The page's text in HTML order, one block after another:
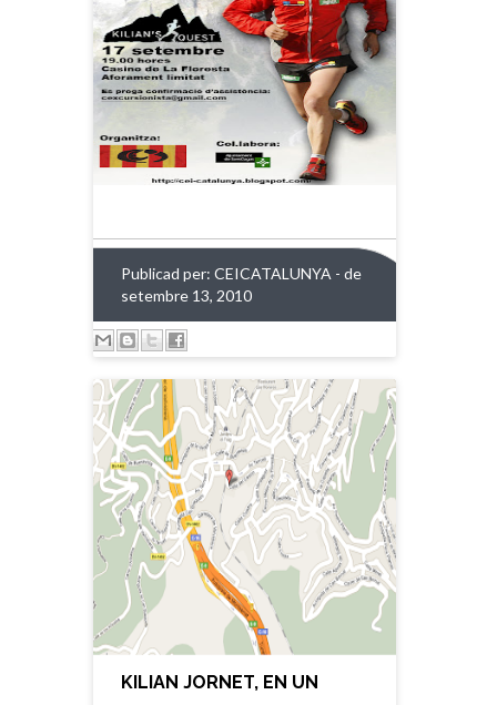
Publicad per: CEICATALUNYA - de
setembre 13, 2010
KILIAN JORNET, EN UN